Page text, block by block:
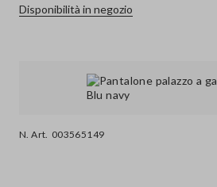
N. Art. 003565149
Disponibilità in negozio